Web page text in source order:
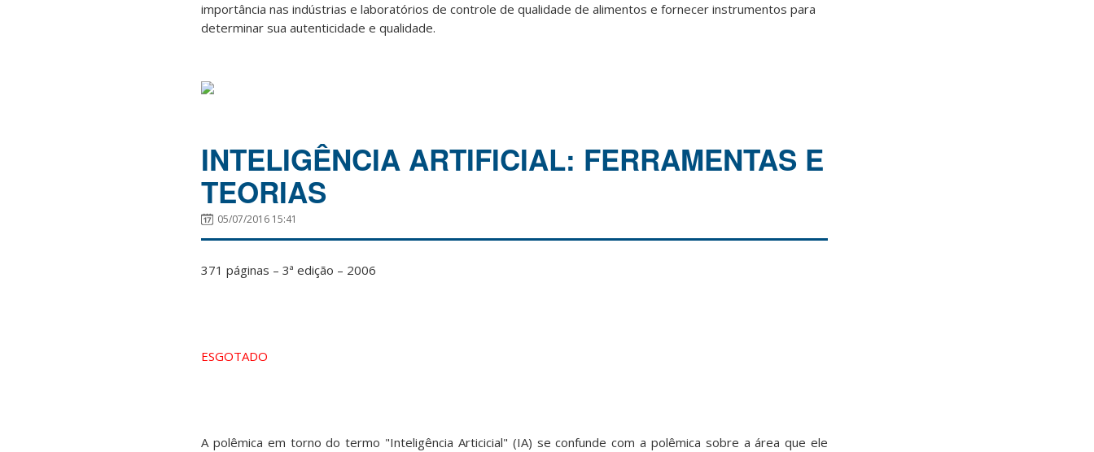
importância nas indústrias e laboratórios de controle de qualidade de alimentos e fornecer instrumentos para
determinar sua autenticidade e qualidade.
INTELIGÊNCIA ARTIFICIAL: FERRAMENTAS E
TEORIAS
05/07/2016 15:41
371 páginas – 3ª edição – 2006
ESGOTADO
A polêmica em torno do termo "Inteligência Articicial" (IA) se confunde com a polêmica sobre a área que ele